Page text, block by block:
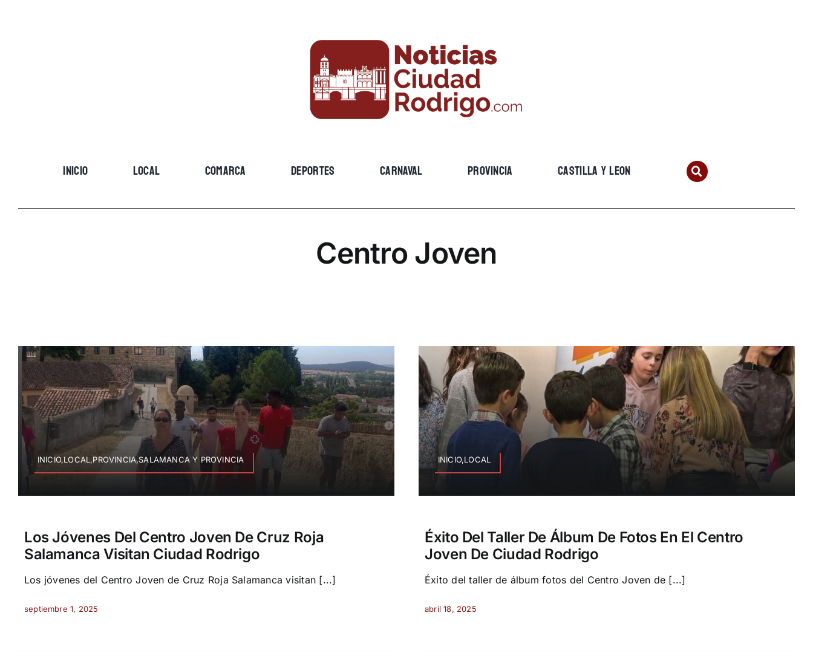
INICIO LOCAL COMARCA DEPORTES CARNAVAL PROVINCIA CASTILLA Y LEON
Centro Joven
INICIO,LOCAL,PROVINCIA,SALAMANCA Y PROVINCIA
Los Jóvenes Del Centro Joven De Cruz Roja
Salamanca Visitan Ciudad Rodrigo
Los jóvenes del Centro Joven de Cruz Roja Salamanca visitan [...]
septiembre 1, 2025
INICIO,LOCAL
Éxito Del Taller De Álbum De Fotos En El Centro
Joven De Ciudad Rodrigo
Éxito del taller de álbum fotos del Centro Joven de [...]
abril 18, 2025